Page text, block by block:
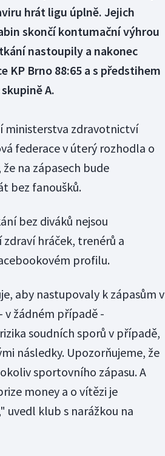
hrát ligu úplně. Jejich
skončí kontumační výhrou
nastoupily a nakonec
KP Brno 88:65 a s předstihem
A.
ministerstva zdravotnictví
federace v úterý rozhodla o
na zápasech bude
bez fanoušků.
bez diváků nejsou
hráček, trenérů a
profilu.
aby nastupovaly k zápasům v
v žádném případě -
soudních sporů v případě,
následky. Upozorňujeme, že
sportovního zápasu. A
money a o vítězi je
uvedl klub s narážkou na